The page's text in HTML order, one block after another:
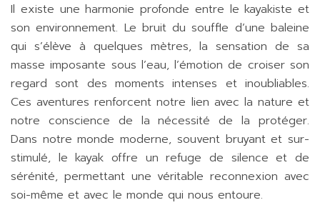
Il existe une harmonie profonde entre le kayakiste et
son environnement. Le bruit du souffle d’une baleine
qui s’élève à quelques mètres, la sensation de sa
masse imposante sous l’eau, l’émotion de croiser son
regard sont des moments intenses et inoubliables.
Ces aventures renforcent notre lien avec la nature et
notre conscience de la nécessité de la protéger.
Dans notre monde moderne, souvent bruyant et sur-
stimulé, le kayak offre un refuge de silence et de
sérénité, permettant une véritable reconnexion avec
soi-même et avec le monde qui nous entoure.